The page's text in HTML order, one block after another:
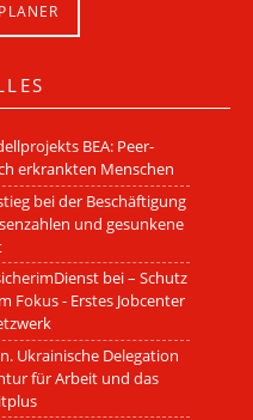
BEA: Peer-
erkrankten Menschen
bei der Beschäftigung
und gesunkene
bei – Schutz
Fokus - Erstes Jobcenter
Ukrainische Delegation
für Arbeit und das